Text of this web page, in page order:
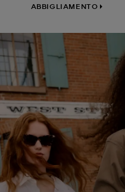
ABBIGLIAMENTO